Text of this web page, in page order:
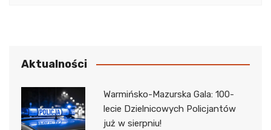
Aktualności
Warmińsko-Mazurska Gala: 100-
lecie Dzielnicowych Policjantów
już w sierpniu!